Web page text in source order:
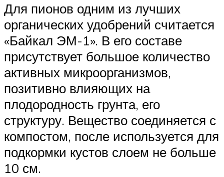
Для пионов одним из лучших
органических удобрений считается
«Байкал ЭМ-1». В его составе
присутствует большое количество
активных микроорганизмов,
позитивно влияющих на
плодородность грунта, его
структуру. Вещество соединяется с
компостом, после используется для
подкормки кустов слоем не больше
10 см.